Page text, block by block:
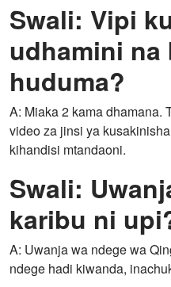
Swali: Vipi
udhamini na
huduma?
A: Miaka 2 kama dhamana.
video za jinsi ya
kihandisi mtandaoni.
Swali:
karibu ni
A: Uwanja wa ndege wa
ndege hadi kiwanda,